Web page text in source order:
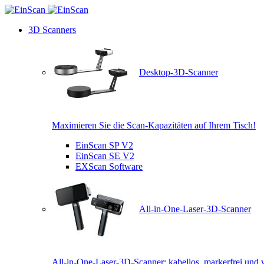
3D Scanners
Desktop-3D-Scanner
Maximieren Sie die Scan-Kapazitäten auf Ihrem Tisch!
EinScan SP V2
EinScan SE V2
EXScan Software
All-in-One-Laser-3D-Scanner
All-in-One-Laser-3D-Scanner: kabellos, markerfrei und